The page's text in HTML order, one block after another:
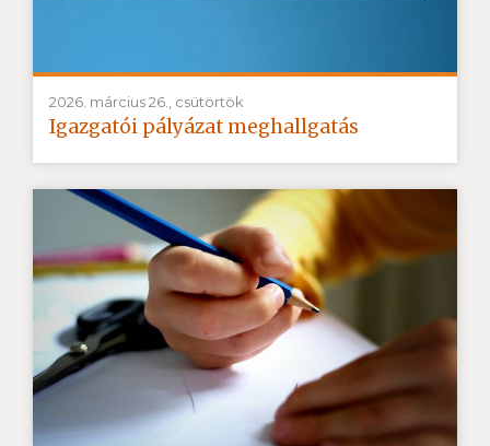
2026. március 26., csütörtök
Igazgatói pályázat meghallgatás